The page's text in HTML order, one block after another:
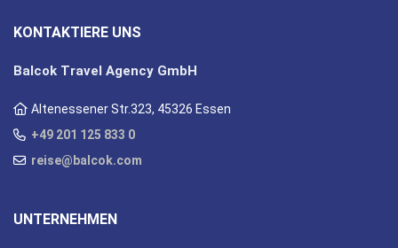
KONTAKTIERE UNS
Balcok Travel Agency GmbH
Altenessener Str.323, 45326 Essen
+49 201 125 833 0
reise@balcok.com
UNTERNEHMEN